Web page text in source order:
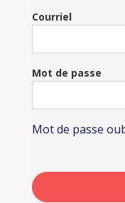
Courriel
Mot de passe
Mot de passe